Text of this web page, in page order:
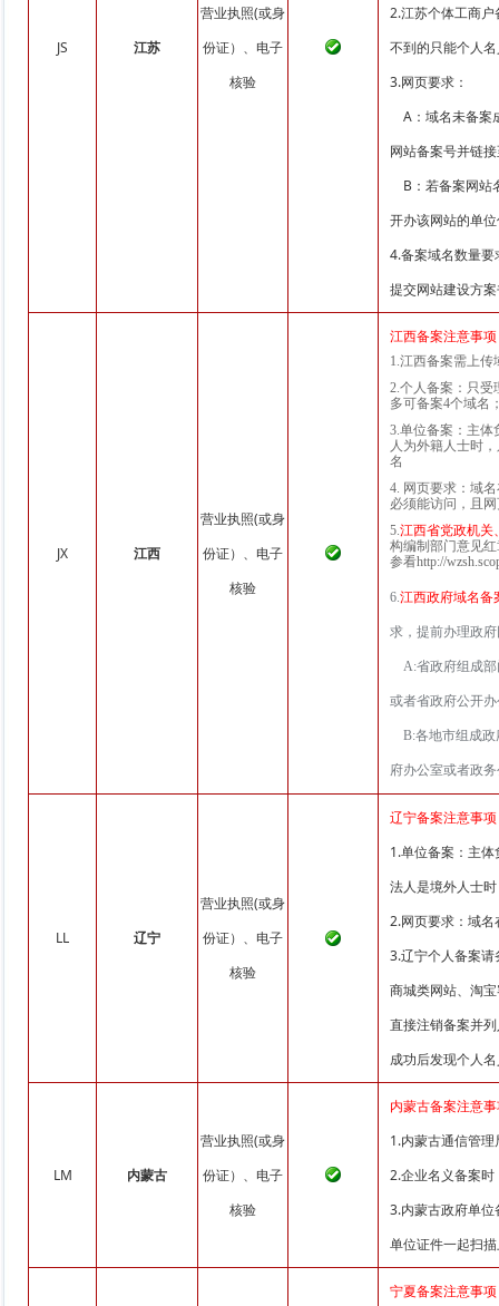
JS 江苏
营业执照(或身
份证）、电子
核验
2.江苏个体工商
不到的只能个人
3.网页要求：
A：域名未备案
网站备案号并链
B：若备案网站
开办该网站的单
4.备案域名数量
提交网站建设方
JX 江西
营业执照(或身
份证）、电子
核验
江西备案注意事项
1.江西备案需上
2.个人备案：只受
多可备案4个域名
3.单位备案：主体
人为外籍人士时
名
4. 网页要求：域
必须能访问，且
5.江西省党政机关
构编制部门意见
参看http://
6.江西政府域名备
求，提前办理政
A:省政府组成部
或者省政府公开
B:各地市组成政
府办公室或者政
LL 辽宁
营业执照(或身
份证）、电子
核验
辽宁备案注意事项
1.单位备案：主
法人是境外人士
2.网页要求：域
3.辽宁个人备案
商城类网站、淘
直接注销备案并
成功后发现个人
LM 内蒙古
营业执照(或身
份证）、电子
核验
内蒙古备案注意
1.内蒙古通信管
2.企业名义备案
3.内蒙古政府单
单位证件一起扫
宁夏备案注意事项